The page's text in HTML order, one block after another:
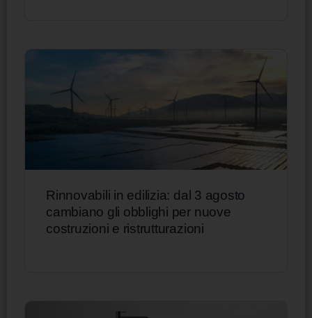
Rinnovabili in edilizia: dal 3 agosto
cambiano gli obblighi per nuove
costruzioni e ristrutturazioni